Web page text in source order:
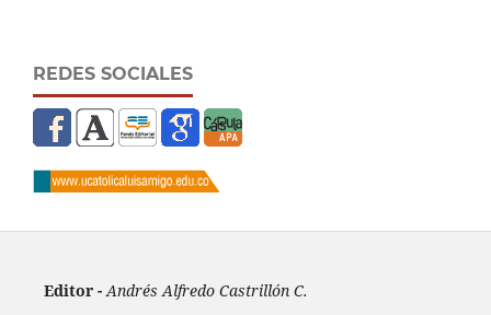
REDES SOCIALES
Editor - Andrés Alfredo Castrillón C.